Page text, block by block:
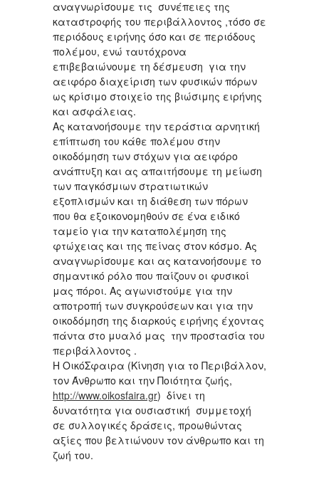
αναγνωρίσουμε τις συνέπειες της
καταστροφής του περιβάλλοντος ,τόσο σε
περιόδους ειρήνης όσο και σε περιόδους
πολέμου, ενώ ταυτόχρονα
επιβεβαιώνουμε τη δέσμευση για την
αειφόρο διαχείριση των φυσικών πόρων
ως κρίσιμο στοιχείο της βιώσιμης ειρήνης
και ασφάλειας.
Ας κατανοήσουμε την τεράστια αρνητική
επίπτωση του κάθε πολέμου στην
οικοδόμηση των στόχων για αειφόρο
ανάπτυξη και ας απαιτήσουμε τη μείωση
των παγκόσμιων στρατιωτικών
εξοπλισμών και τη διάθεση των πόρων
που θα εξοικονομηθούν σε ένα ειδικό
ταμείο για την καταπολέμηση της
φτώχειας και της πείνας στον κόσμο. Ας
αναγνωρίσουμε και ας κατανοήσουμε το
σημαντικό ρόλο που παίζουν οι φυσικοί
μας πόροι. Ας αγωνιστούμε για την
αποτροπή των συγκρούσεων και για την
οικοδόμηση της διαρκούς ειρήνης έχοντας
πάντα στο μυαλό μας την προστασία του
περιβάλλοντος .
Η ΟικόΣφαιρα (Κίνηση για το Περιβάλλον,
τον Άνθρωπο και την Ποιότητα ζωής,
http://www.oikosfaira.gr) δίνει τη
δυνατότητα για ουσιαστική συμμετοχή
σε συλλογικές δράσεις, προωθώντας
αξίες που βελτιώνουν τον άνθρωπο και τη
ζωή του.